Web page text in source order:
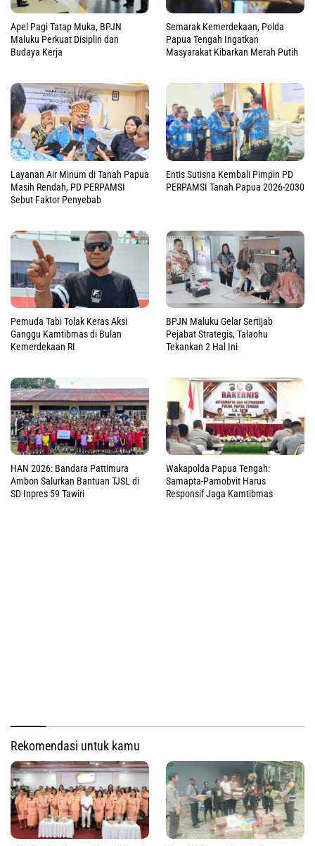
Apel Pagi Tatap Muka, BPJN
Maluku Perkuat Disiplin dan
Budaya Kerja
Semarak Kemerdekaan, Polda
Papua Tengah Ingatkan
Masyarakat Kibarkan Merah Putih
Layanan Air Minum di Tanah Papua
Masih Rendah, PD PERPAMSI
Sebut Faktor Penyebab
Entis Sutisna Kembali Pimpin PD
PERPAMSI Tanah Papua 2026-2030
Pemuda Tabi Tolak Keras Aksi
Ganggu Kamtibmas di Bulan
Kemerdekaan RI
BPJN Maluku Gelar Sertijab
Pejabat Strategis, Talaohu
Tekankan 2 Hal Ini
HAN 2026: Bandara Pattimura
Ambon Salurkan Bantuan TJSL di
SD Inpres 59 Tawiri
Wakapolda Papua Tengah:
Samapta-Pamobvit Harus
Responsif Jaga Kamtibmas
Rekomendasi untuk kamu